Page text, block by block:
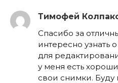
Тимофей
Спасибо за
интересно узнать
для
у меня есть
свои снимки. Буду